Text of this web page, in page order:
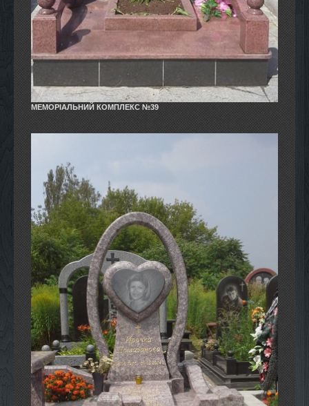
МЕМОРІАЛЬНИЙ КОМПЛЕКС №39